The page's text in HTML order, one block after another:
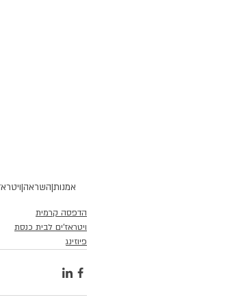
אמנות|השראה|
הדפסה קרמית
ויטראז'ים לבית כנסת
פיוזינג